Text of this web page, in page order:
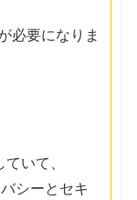
必要になりま
いて、
シーとセキ